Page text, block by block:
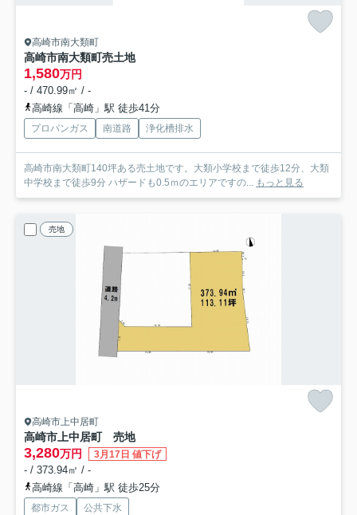
高崎市南大類町
高崎市南大類町売土地
1,580万円
- / 470.99㎡ / -
高崎線「高崎」駅 徒歩41分
プロパンガス 南道路 浄化槽排水
高崎市南大類町140坪ある売土地です。大類小学校まで徒歩12分、大類
中学校まで徒歩9分 ハザードも0.5ｍのエリアですの... もっと見る
売地
高崎市上中居町
高崎市上中居町 売地
3,280万円 3月17日 値下げ
- / 373.94㎡ / -
高崎線「高崎」駅 徒歩25分
都市ガス 公共下水